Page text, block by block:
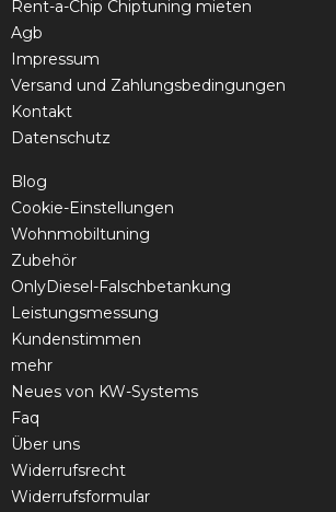
Rent-a-Chip Chiptuning mieten
Agb
Impressum
Versand und Zahlungsbedingungen
Kontakt
Datenschutz
Blog
Cookie-Einstellungen
Wohnmobiltuning
Zubehör
OnlyDiesel-Falschbetankung
Leistungsmessung
Kundenstimmen
mehr
Neues von KW-Systems
Faq
Über uns
Widerrufsrecht
Widerrufsformular